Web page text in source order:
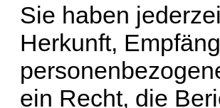
Sie haben
Herkunft,
ein Recht, die